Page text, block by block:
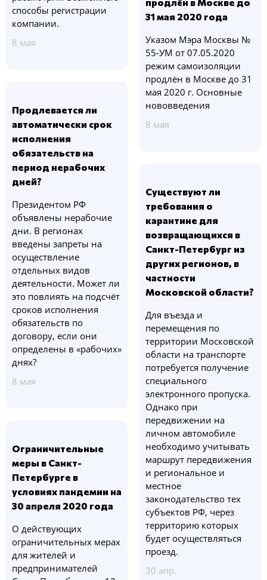
способы регистрации
компании.
8 мая
31 мая 2020 года
Указом Мэра Москвы №
55-УМ от 07.05.2020
режим самоизоляции
продлён в Москве до 31
мая 2020 г. Основные
нововведения
8 мая
Продлевается ли
автоматически срок
исполнения
обязательств на
период нерабочих
дней?
Президентом РФ
объявлены нерабочие
дни. В регионах
введены запреты на
осуществление
отдельных видов
деятельности. Может ли
это повлиять на подсчёт
сроков исполнения
обязательств по
договору, если они
определены в «рабочих»
днях?
8 мая
Существуют ли
требования о
карантине для
возвращающихся в
Санкт-Петербург из
других регионов, в
частности
Московской области?
Для въезда и
перемещения по
территории Московской
области на транспорте
потребуется получение
специального
электронного пропуска.
Однако при
передвижении на
личном автомобиле
необходимо учитывать
маршрут передвижения
и региональное и
местное
законодательство тех
субъектов РФ, через
территорию которых
будет осуществляться
проезд.
30 апр.
Ограничительные
меры в Санкт-
Петербурге в
условиях пандемии на
30 апреля 2020 года
О действующих
ограничительных мерах
для жителей и
предпринимателей